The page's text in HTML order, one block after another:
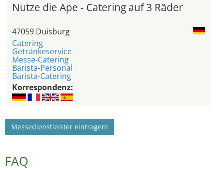
Nutze die Ape - Catering auf 3 Räder
47059 Duisburg
Catering
Getränkeservice
Messe-Catering
Barista-Personal
Barista-Catering
Korrespondenz:
Messedienstleister eintragen!
FAQ